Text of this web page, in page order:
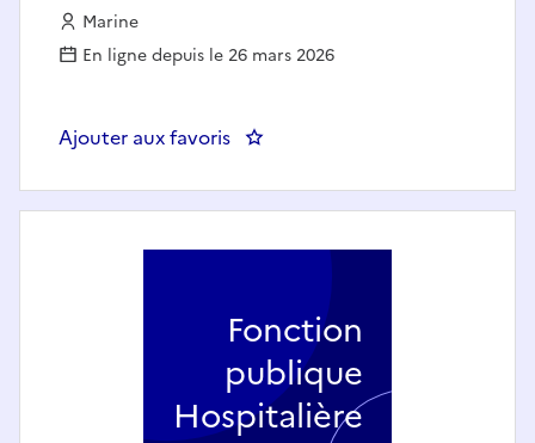
Employeur :
Marine
En ligne depuis le 26 mars 2026
Ajouter aux favoris : EXPERT TECHNIQUE -
Fonction
publique
Hospitalière